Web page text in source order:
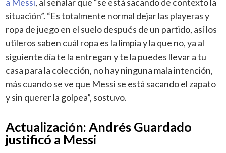
situación”. “Es totalmente normal dejar las playeras y
ropa de juego en el suelo después de un partido, así los
utileros saben cuál ropa es la limpia y la que no, ya al
siguiente día te la entregan y te la puedes llevar a tu
casa para la colección, no hay ninguna mala intención,
más cuando se ve que Messi se está sacando el zapato
y sin querer la golpea”, sostuvo.
Actualización: Andrés Guardado
justificó a Messi